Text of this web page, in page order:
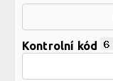
Kontrolní kód